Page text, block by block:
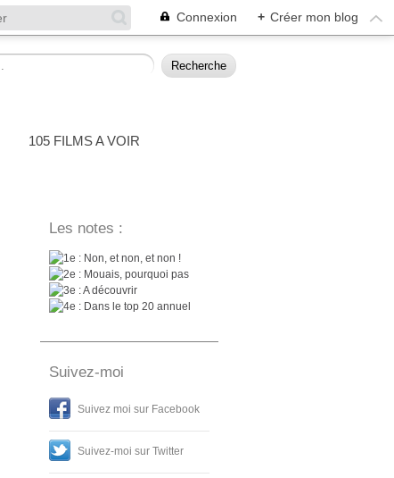
Connexion + Créer mon blog
105 FILMS A VOIR
Les notes :
: Non, et non, et non !
: Mouais, pourquoi pas
: A découvrir
: Dans le top 20 annuel
Suivez-moi
Suivez moi sur Facebook
Suivez-moi sur Twitter